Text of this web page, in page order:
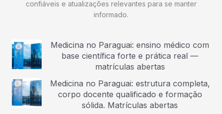
confiáveis e atualizações relevantes para se manter
informado.
Medicina no Paraguai: ensino médico com
base científica forte e prática real —
matrículas abertas
Medicina no Paraguai: estrutura completa,
corpo docente qualificado e formação
sólida. Matrículas abertas